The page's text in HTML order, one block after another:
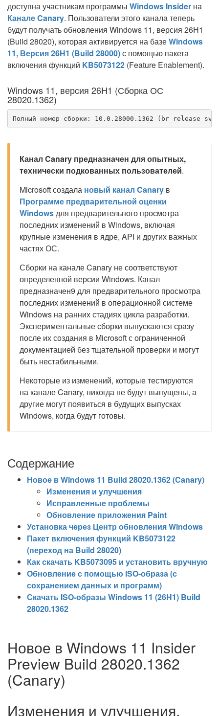
доступна участникам программы Windows Insider на
Канале Canary. Пользователи этого канала теперь
будут получать обновления Windows 11, версия 26H1
(Build 28020), которая активируется на базеWindows
11, Версия 26H1 (Build 28000)с помощью пакета
включения функций KB5073122 (Feature Enablement).
Windows 11, версия 26H1 (Сборка ОС
28020.1362)
Полный номер сборки: 10.0.28000.1362
Канал Canary предназначен для опытных,
технически подкованных пользователей.
Microsoft создала новый канал Canary в
Программе предварительной оценки
Windowsдля предварительного просмотра
последних изменений в Windows, включая
крупные изменения в ядре, API и других важных
частях ОС.
Сборки на канале Canary не соответствуют
определенной версии Windows. Канал
предназначен9 для предварительного просмотра
последних изменений в операционной системе
Windows на ранних стадиях цикла разработки.
Экспериментальные сборки выпускаются сразу
после их создания в Microsoft с ограниченной
документацией без тщательной проверки и могут
быть нестабильными.
Некоторые из изменений, которые тестируются
на канале Canary, никогда не будут выпущены, а
другие могут появиться в будущих выпусках
Windows, когда будут готовы.
Содержание
Новое в Windows 11 Build 28020.1362 (Canary)
Изменения и улучшения
Исправленные проблемы
Обновление приложения Paint
Установка через Центр обновления Windows
Пакет включения функций KB5073122
(переход на Build 28020)
Как скачать KB5073095 и установить вручную
Обновление с помощью ISO-образа (с
сохранением данных и программ)
Скачать ISO-образы Windows 11 (26H1) Build
28020.1362
Новое в Windows 11 Insider
Preview Build 28020.1362
(Canary)
Изменения и улучшения,